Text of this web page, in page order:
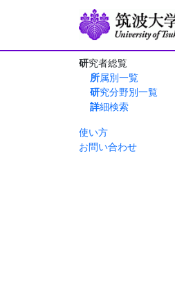
研究者総覧
所属別一覧
研究分野別一覧
詳細検索
使い方
お問い合わせ